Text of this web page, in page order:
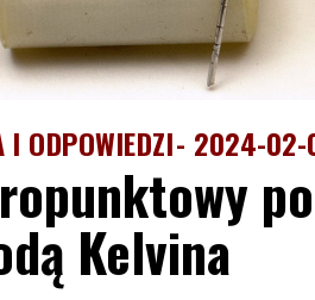
I ODPOWIEDZI 2024-02-
Kelvina